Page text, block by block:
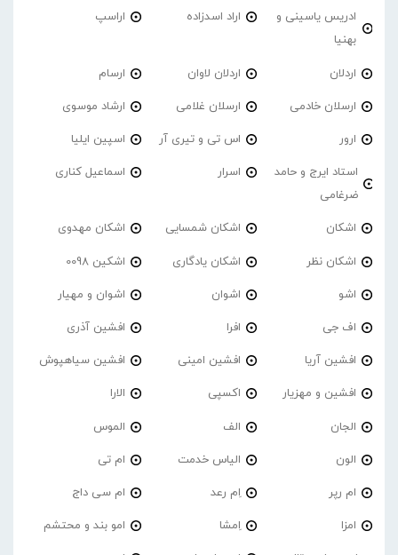
ادریس یاسینی و
بهنیا
اراد اسدزاده اراسپ
اردلان اردلان لاوان ارسام
ارسلان خادمی ارسلان غلامی ارشاد موسوی
ارور اس تی و تیری آر اسپین ایلیا
استاد ایرج و حامد
ضرغامی
اسرار اسماعیل کناری
اشکان اشکان شمسایی اشکان مهدوی
اشکان نظر اشکان یادگاری اشکین 0098
اشو اشوان اشوان و مهیار
اف جی افرا افشین آذری
افشین آریا افشین امینی افشین سیاهپوش
افشین و مهزیار اکسپی الارا
الجان الف الموس
الون الیاس خدمت ام تی
ام رپر اِم رعد ام سی داج
امزا اِمشا امو بند و محتشم